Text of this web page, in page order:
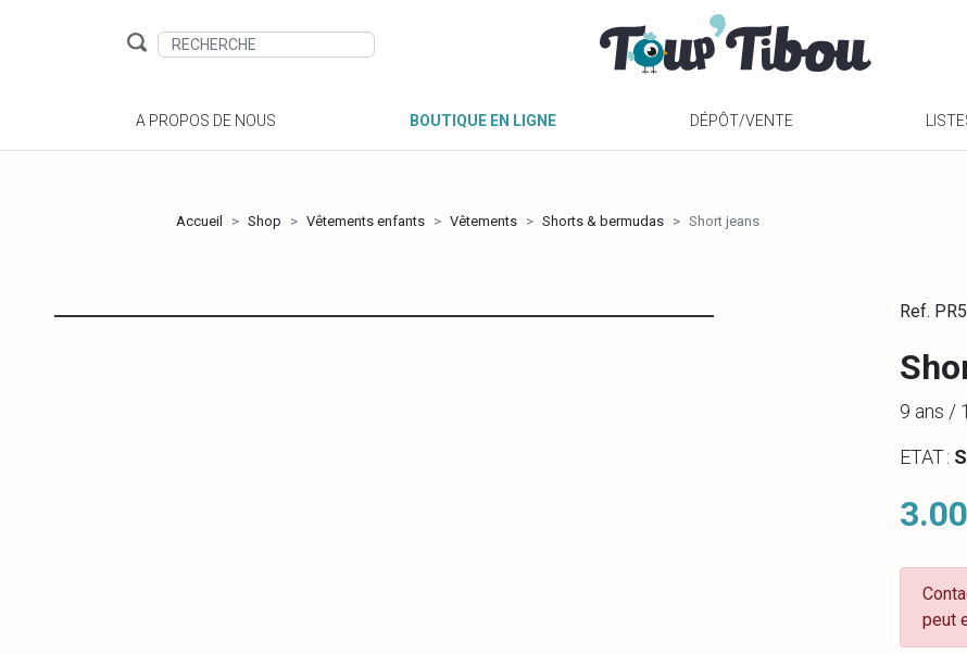
A PROPOS DE NOUS BOUTIQUE EN LIGNE DÉPÔT/VENTE
Accueil Shop Vêtements enfants Vêtements Shorts & bermudas Short jeans
Ref.
9 ans /
ETAT :
peut